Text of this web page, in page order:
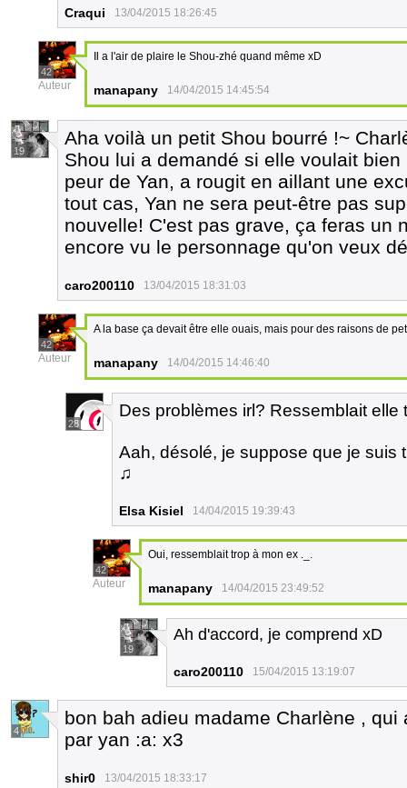
Craqui 13/04/2015 18:26:45
42
Auteur
Il a l'air de plaire le Shou-zhé quand même xD
manapany 14/04/2015 14:45:54
19
Aha voilà un petit Shou bourré !~
Shou lui a demandé si elle voulait
peur de Yan, a rougit en aillant une
tout cas, Yan ne sera peut-être pas
nouvelle! C'est pas grave, ça feras un
encore vu le personnage qu'on veux
caro200110 13/04/2015 18:31:03
42
Auteur
A la base ça devait être elle ouais, mais pour des raisons de
manapany 14/04/2015 14:46:40
28
Des problèmes irl? Ressemblait
Aah, désolé, je suppose que je suis
♫
Elsa Kisiel 14/04/2015 19:39:43
42
Auteur
Oui, ressemblait trop à mon ex ._.
manapany 14/04/2015 23:49:52
19
Ah d'accord, je comprend xD
caro200110 15/04/2015 13:19:07
4
bon bah adieu madame Charlène ,
par yan :a: x3
shir0 13/04/2015 18:33:17